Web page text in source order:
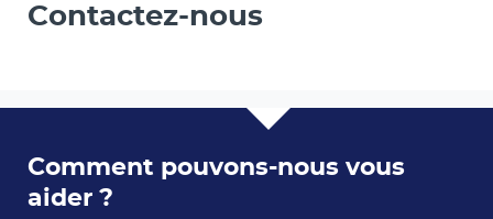
Contactez-nous
Comment pouvons-nous vous
aider ?